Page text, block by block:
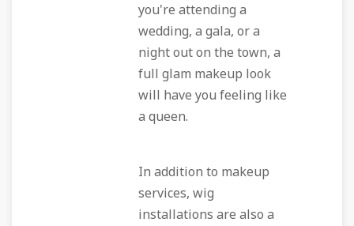
you're attending a
wedding, a gala, or a
night out on the town, a
full glam makeup look
will have you feeling like
a queen.
In addition to makeup
services, wig
installations are also a